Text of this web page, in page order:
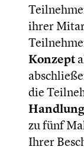
ihrer
Konzept
die
zu fünf
Ihrer